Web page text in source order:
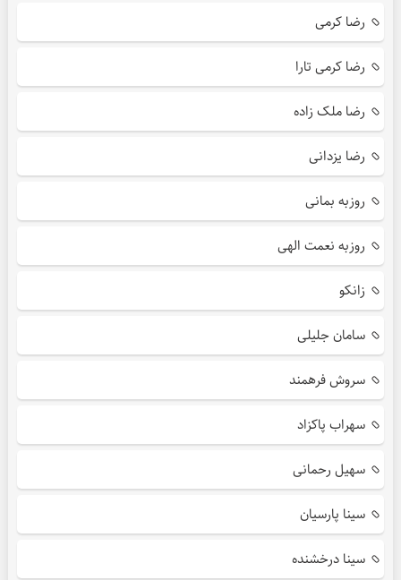
رضا کرمی
رضا کرمی تارا
رضا ملک زاده
رضا یزدانی
روزبه بمانی
روزبه نعمت الهی
زانکو
سامان جلیلی
سروش فرهمند
سهراب پاکزاد
سهیل رحمانی
سینا پارسیان
سینا درخشنده